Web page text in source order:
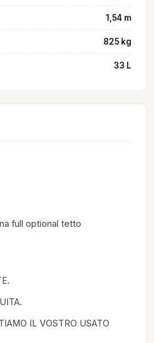
1,54 m
825 kg
33 L
full optional tetto
IL VOSTRO USATO